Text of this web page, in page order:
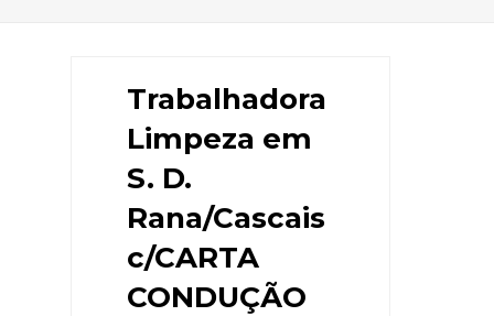
Trabalhadora
Limpeza em
S. D.
Rana/Cascais
c/CARTA
CONDUÇÃO